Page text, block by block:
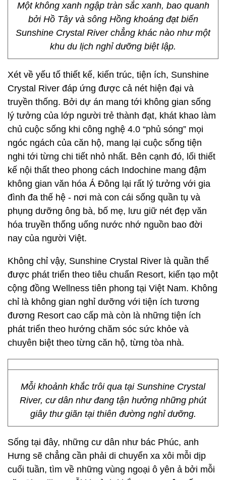
Một không xanh ngập tràn sắc xanh, bao quanh
bởi Hồ Tây và sông Hồng khoáng đạt biến
Sunshine Crystal River chẳng khác nào như một
khu du lịch nghỉ dưỡng biệt lập.
Xét về yếu tố thiết kế, kiến trúc, tiện ích, Sunshine
Crystal River đáp ứng được cả nét hiện đại và
truyền thống. Bởi dự án mang tới không gian sống
lý tưởng của lớp người trẻ thành đạt, khát khao làm
chủ cuộc sống khi công nghệ 4.0 “phủ sóng” mọi
ngóc ngách của căn hộ, mang lại cuộc sống tiện
nghi tới từng chi tiết nhỏ nhất. Bên cạnh đó, lối thiết
kế nội thất theo phong cách Indochine mang đậm
không gian văn hóa Á Đông lại rất lý tưởng với gia
đình đa thế hệ - nơi mà con cái sống quần tụ và
phụng dưỡng ông bà, bố mẹ, lưu giữ nét đẹp văn
hóa truyền thống uống nước nhớ nguồn bao đời
nay của người Việt.
Không chỉ vậy, Sunshine Crystal River là quần thể
được phát triển theo tiêu chuẩn Resort, kiến tạo một
cộng đồng Wellness tiên phong tại Việt Nam. Không
chỉ là không gian nghỉ dưỡng với tiện ích tương
đương Resort cao cấp mà còn là những tiện ích
phát triển theo hướng chăm sóc sức khỏe và
chuyên biệt theo từng căn hộ, từng tòa nhà.
Mỗi khoảnh khắc trôi qua tại Sunshine Crystal
River, cư dân như đang tận hưởng những phút
giây thư giãn tại thiên đường nghỉ dưỡng.
Sống tại đây, những cư dân như bác Phúc, anh
Hưng sẽ chẳng cần phải di chuyển xa xôi mỗi dịp
cuối tuần, tìm về những vùng ngoại ô yên ả bởi mỗi